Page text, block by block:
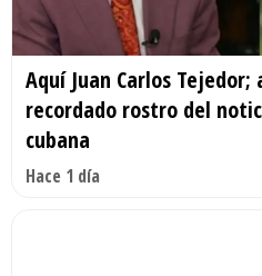
Aquí Juan Carlos Tejedor;
recordado rostro del
cubana
Hace 1 día